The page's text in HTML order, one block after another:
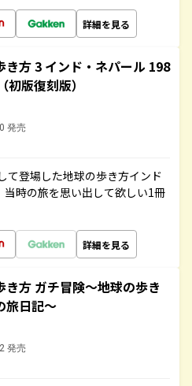
詳細を見る
き方 3 インド・ネパール 198
初版復刻版）
発売
て登場した地球の歩き方インド
時の旅を思い出して欲しい1冊
詳細を見る
き方 ガチ冒険～地球の歩き
旅日記～
発売